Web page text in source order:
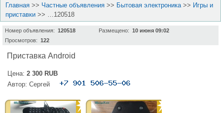
Главная >> Частные объявления >> Бытовая электроника>> Игры и
приставки >> …120518
Номер объявления: 120518 Размещено: 10 июня 09:02
Просмотров: 122
Приставка Android
Цена: 2 300 RUB
Автор: Сергей